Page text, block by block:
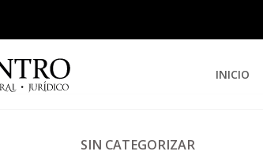
INICIO
SIN CATEGORIZAR